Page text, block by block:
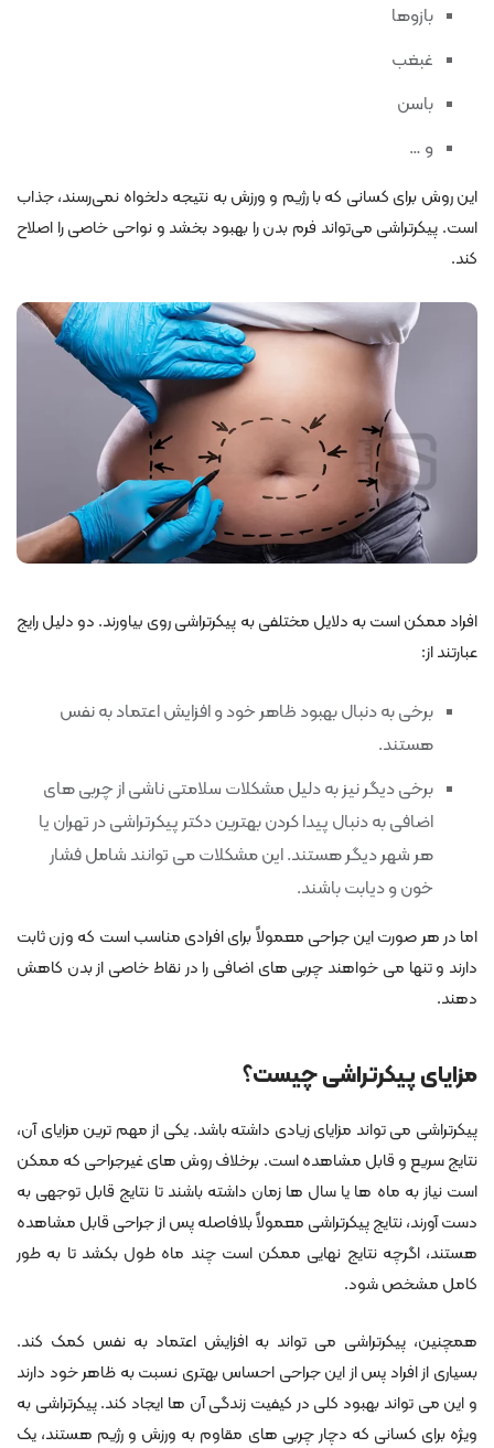
بازوها
غبغب
باسن
و …
این روش برای کسانی که با رژیم و ورزش به نتیجه دلخواه نمی‌رسند، جذاب
است. پیکرتراشی می‌تواند فرم بدن را بهبود بخشد و نواحی خاصی را اصلاح
کند.
افراد ممکن است به دلایل مختلفی به پیکرتراشی روی بیاورند. دو دلیل رایج
عبارتند از:
برخی به دنبال بهبود ظاهر خود و افزایش اعتماد به نفس
هستند.
برخی دیگر نیز به دلیل مشکلات سلامتی ناشی از چربی های
اضافی به دنبال پیدا کردن بهترین دکتر پیکرتراشی در تهران یا
هر شهر دیگر هستند. این مشکلات می توانند شامل فشار
خون و دیابت باشند.
اما در هر صورت این جراحی معمولاً برای افرادی مناسب است که وزن ثابت
دارند و تنها می خواهند چربی های اضافی را در نقاط خاصی از بدن کاهش
دهند.
مزایای پیکرتراشی چیست؟
پیکرتراشی می تواند مزایای زیادی داشته باشد. یکی از مهم ترین مزایای آن،
نتایج سریع و قابل مشاهده است. برخلاف روش های غیرجراحی که ممکن
است نیاز به ماه ها یا سال ها زمان داشته باشند تا نتایج قابل توجهی به
دست آورند، نتایج پیکرتراشی معمولاً بلافاصله پس از جراحی قابل مشاهده
هستند، اگرچه نتایج نهایی ممکن است چند ماه طول بکشد تا به طور
کامل مشخص شود.
همچنین، پیکرتراشی می تواند به افزایش اعتماد به نفس کمک کند.
بسیاری از افراد پس از این جراحی احساس بهتری نسبت به ظاهر خود دارند
و این می تواند بهبود کلی در کیفیت زندگی آن ها ایجاد کند. پیکرتراشی به
ویژه برای کسانی که دچار چربی های مقاوم به ورزش و رژیم هستند، یک